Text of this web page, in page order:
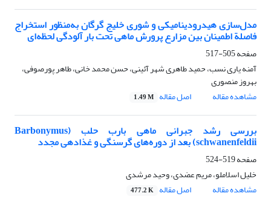
مدل‌سازی هیدرودینامیکی و شوری خلیج گرگان به‌منظور استخراج
فاصلة اطمینان بین مزارع پرورش ماهی تحت بار آلودگی لحظه‌ای
صفحه505-517
آمنه یاری نسب، حمید طاهری شهر آئینی، حسن محمد خانی، طاهر پورصوفی،
بهروز منصوری
مشاهده مقاله
اصل مقاله 1.49 M
بررسی رشد جبرانی ماهی بارب حلب (Barbonymus
schwanenfeldii) بعد از دوره‌های گرسنگی و غذادهی مجدد
صفحه519-524
خلیل اسلاملو، مریم عضدی، وحید مرشدی
مشاهده مقاله
اصل مقاله 477.2 K